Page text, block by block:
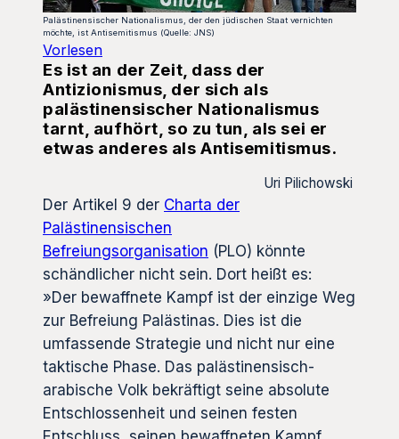
Palästinensischer Nationalismus, der den jüdischen Staat vernichten
möchte, ist Antisemitismus (Quelle: JNS)
Vorlesen
Es ist an der Zeit, dass der
Antizionismus, der sich als
palästinensischer Nationalismus
tarnt, aufhört, so zu tun, als sei er
etwas anderes als Antisemitismus.
Uri Pilichowski
Der Artikel 9 der Charta der
Palästinensischen
Befreiungsorganisation (PLO) könnte
schändlicher nicht sein. Dort heißt es:
»Der bewaffnete Kampf ist der einzige Weg
zur Befreiung Palästinas. Dies ist die
umfassende Strategie und nicht nur eine
taktische Phase. Das palästinensisch-
arabische Volk bekräftigt seine absolute
Entschlossenheit und seinen festen